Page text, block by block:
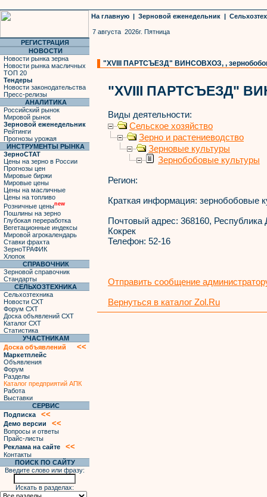
На главную | Зерновой еженедельник |
7 августа 2026г. Пятница
РЕГИСТРАЦИЯ
НОВОСТИ
Новости рынка зерна
Новости рынка масличных
ТОП 20
Тендеры
Новости законодательства
Пресс-релизы
АНАЛИТИКА
Российский рынок
Мировой рынок
Зерновой еженедельник
Рейтинги
Прогнозы урожая
ИНСТРУМЕНТЫ РЫНКА
ЗерноСТАТ
Цены на зерно в России
Прогнозы цен
Мировые биржи
Мировые цены
Цены на масличные
Цены на топливо
Розничные ценыnew
Пошлины на зерно
Глубокая переработка
Вегетационные индексы
Мировой агрокалендарь
Ставки фрахта
ЗерноТРАФИК
Хлопок
СПРАВОЧНИК
Зерновой справочник
Стандарты
СЕЛЬХОЗТЕХНИКА
Сельхозтехника
Новости СХТ
Форум СХТ
Доска объявлений СХТ
Каталог СХТ
Статистика
УЧАСТНИКАМ
Доска объявлений
<<
Маркетплейс
Объявления
Форум
Разделы
Каталог предприятий АПК
Работа
Выставки
СЕРВИС
Подписка
<<
Демо версии <<
Вопросы и ответы
Прайс-листы
Реклама на сайте
<<
Контакты
ПОИСК ПО САЙТУ
Введите слово или фразу:
Искать в разделах:
"XVIII ПАРТСЪЕЗД" ВИНСОВХОЗ, ,
"XVIII ПАРТСЪЕЗД"
Виды деятельности:
Сельское хозяйство
Зерно и растениеводство
Зерновые культуры
Зернобобовые культуры
Регион:
Краткая информация: зернобобовые
Почтовый адрес: 368160, Республика
Кокрек
Телефон: 52-16
Отправить сообщение
Вернуться в каталог Zol.Ru